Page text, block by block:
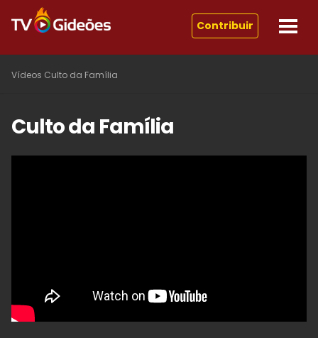
Contribuir
Vídeos Culto da Família
Culto da Família